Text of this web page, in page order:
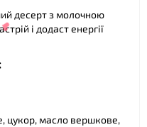
десерт з молочною
і додаст енергії
цукор, масло вершкове,